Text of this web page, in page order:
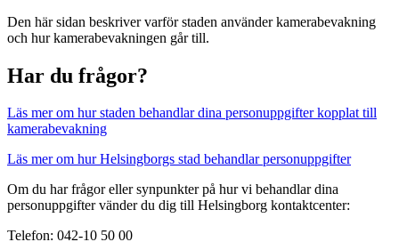
Den här sidan beskriver varför staden använder kamerabevakning
och hur kamerabevakningen går till.
Har du frågor?
Läs mer om hur staden behandlar dina personuppgifter kopplat till
kamerabevakning
Läs mer om hur Helsingborgs stad behandlar personuppgifter
Om du har frågor eller synpunkter på hur vi behandlar dina
personuppgifter vänder du dig till Helsingborg kontaktcenter:
Telefon: 042-10 50 00